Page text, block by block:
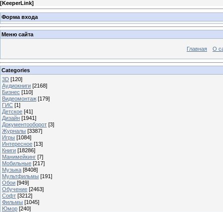
[KeeperLink]
Форма входа
Меню сайта
Главная О
Categories
3D [120]
Аудиокниги [2168]
Бизнес [110]
Видеомонтаж [179]
ГИС [1]
Детское [41]
Дизайн [1941]
Документооборот [3]
Журналы [3387]
Игры [1084]
Интересное [13]
Книги [18286]
Манимейкинг [7]
Мобильные [217]
Музыка [8408]
Мультфильмы [191]
Обои [949]
Обучение [2463]
Софт [3212]
Фильмы [1045]
Юмор [240]